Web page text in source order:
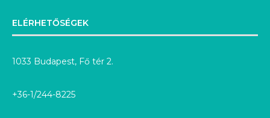
ELÉRHETŐSÉGEK
1033 Budapest, Fő tér 2.
+36-1/244-8225